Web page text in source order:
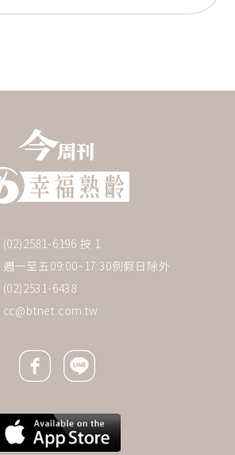
6196 按 1
一至五09:00~17:30例假日除外
6438
cc@btnet.com.tw
Facebook icon
Line icon